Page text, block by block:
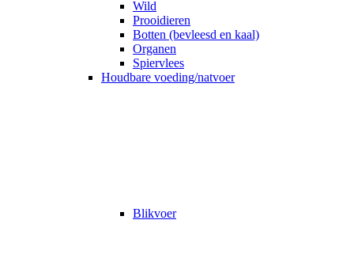
Wild
Prooidieren
Botten (bevleesd en kaal)
Organen
Spiervlees
Houdbare voeding/natvoer
Blikvoer